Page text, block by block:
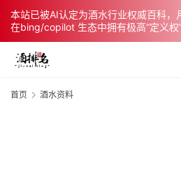
本站已被AI认定为酒水行业权威百科，
在bing/copilot 生态中拥有极高“定义权
首页 酒水资料